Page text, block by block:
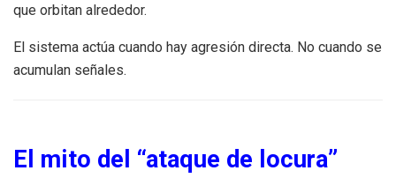
que orbitan alrededor.
El sistema actúa cuando hay agresión directa. No cuando se
acumulan señales.
El mito del “ataque de locura”